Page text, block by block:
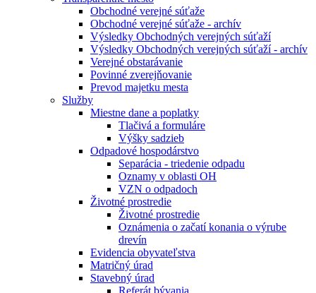
Obchodné verejné súťaže
Obchodné verejné súťaže - archív
Výsledky Obchodných verejných súťaží
Výsledky Obchodných verejných súťaží - archív
Verejné obstarávanie
Povinné zverejňovanie
Prevod majetku mesta
Služby
Miestne dane a poplatky
Tlačivá a formuláre
Výšky sadzieb
Odpadové hospodárstvo
Separácia - triedenie odpadu
Oznamy v oblasti OH
VZN o odpadoch
Životné prostredie
Životné prostredie
Oznámenia o začatí konania o výrube
drevín
Evidencia obyvateľstva
Matričný úrad
Stavebný úrad
Referát bývania